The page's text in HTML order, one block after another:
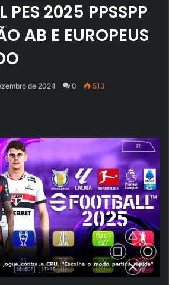
PES 2025 PPSSPP
AB E EUROPEUS
de 2024 0 513